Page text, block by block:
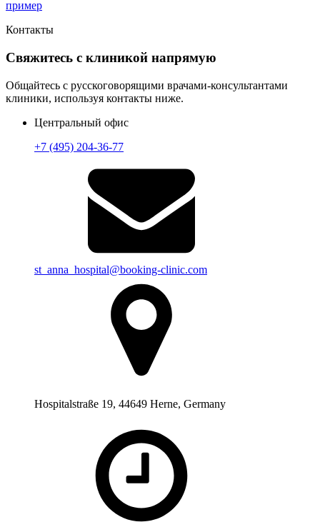
пример
Контакты
Свяжитесь с клиникой напрямую
Общайтесь с русскоговорящими врачами-консультантами
клиники, используя контакты ниже.
Центральный офис
+7 (495) 204-36-77
st_anna_hospital@booking-clinic.com
Hospitalstraße 19, 44649 Herne, Germany